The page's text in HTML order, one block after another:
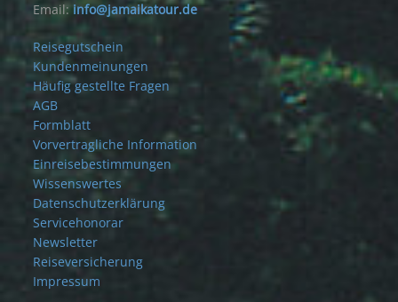
Email: info@jamaikatour.de
Reisegutschein
Kundenmeinungen
Häufig gestellte Fragen
AGB
Formblatt
Vorvertragliche Information
Einreisebestimmungen
Wissenswertes
Datenschutzerklärung
Servicehonorar
Newsletter
Reiseversicherung
Impressum